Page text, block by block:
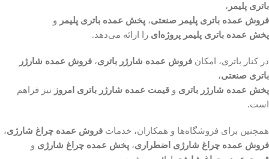
باتری پلیمر ،
فروش عمده باتری پلیمر صنعتی، پخش عمده باتری پلیمر و
پخش عمده باتری پلیمر پروژه‌ای را ارائه می‌دهد.
در کنار باتری، امکان فروش عمده شارژر باتری، فروش عمده شارژر
باتری صنعتی،
پخش عمده شارژر باتری و قیمت عمده شارژر باتری امروز نیز فراهم
است.
همچنین برای فروشگاه‌ها و همکاران، خدمات فروش عمده چراغ شارژی،
فروش عمده چراغ شارژی اضطراری، پخش عمده چراغ شارژی و